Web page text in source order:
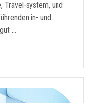
Travel-system, und
in- und
…